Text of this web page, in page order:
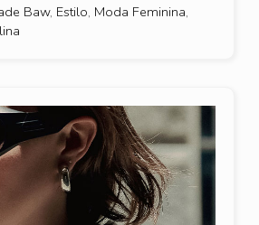
Baw, Estilo, Moda Feminina,